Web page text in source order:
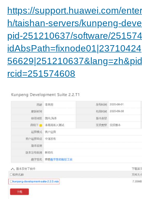
https://support.huawei.com/
h/taishan-servers/kunpeng-
pid-251210637/software/
rcid=251574608